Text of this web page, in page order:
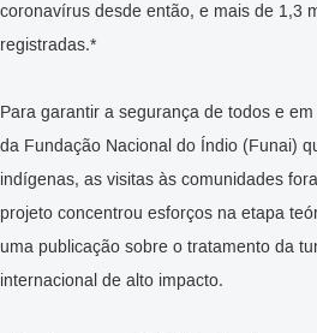
coronavírus desde então, e mais de 1,3
registradas.*
Para garantir a segurança de todos e
da Fundação Nacional do Índio (Funai)
indígenas, as visitas às comunidades
projeto concentrou esforços na etapa
uma publicação sobre o tratamento da
internacional de alto impacto.